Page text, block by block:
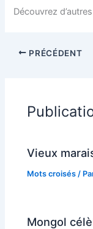
Découvrez
PRÉCÉDENT
Vieux
Mots croisés /
Mongol